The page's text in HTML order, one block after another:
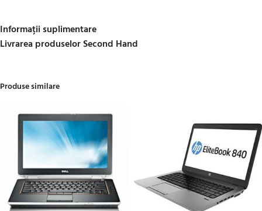
Informații suplimentare
Livrarea produselor Second Hand
Produse similare